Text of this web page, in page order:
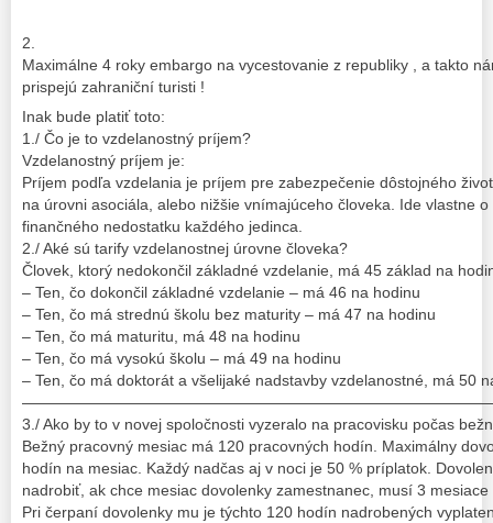
2.
Maximálne 4 roky embargo na vycestovanie z republiky , a takto
prispejú zahraniční turisti !
Inak bude platiť toto:
1./ Čo je to vzdelanostný príjem?
Vzdelanostný príjem je:
Príjem podľa vzdelania je príjem pre zabezpečenie dôstojného
na úrovni asociála, alebo nižšie vnímajúceho človeka. Ide vlastne
finančného nedostatku každého jedinca.
2./ Aké sú tarify vzdelanostnej úrovne človeka?
Človek, ktorý nedokončil základné vzdelanie, má 45 základ na
– Ten, čo dokončil základné vzdelanie – má 46 na hodinu
– Ten, čo má strednú školu bez maturity – má 47 na hodinu
– Ten, čo má maturitu, má 48 na hodinu
– Ten, čo má vysokú školu – má 49 na hodinu
– Ten, čo má doktorát a všelijaké nadstavby vzdelanostné, má 50
3./ Ako by to v novej spoločnosti vyzeralo na pracovisku počas
Bežný pracovný mesiac má 120 pracovných hodín. Maximálny
hodín na mesiac. Každý nadčas aj v noci je 50 % príplatok.
nadrobiť, ak chce mesiac dovolenky zamestnanec, musí 3
Pri čerpaní dovolenky mu je týchto 120 hodín nadrobených